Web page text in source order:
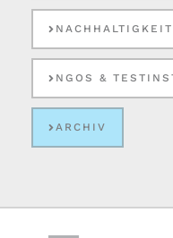
NGOS &
ARCHIV